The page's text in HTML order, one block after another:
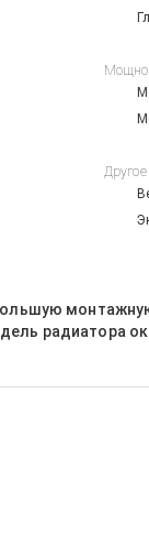
Другое
радиатора